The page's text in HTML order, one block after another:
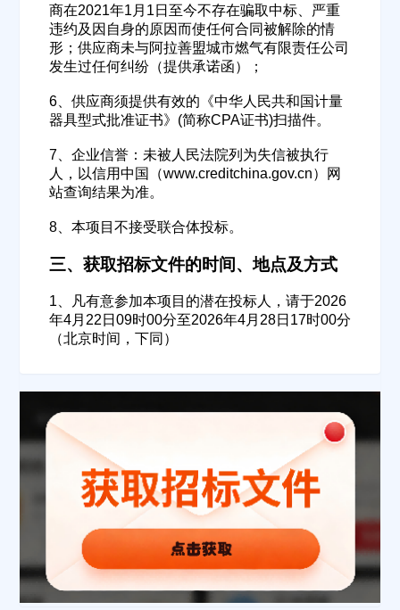
商在2021年1月1日至今不存在骗取中标、严重
违约及因自身的原因而使任何合同被解除的情
形；供应商未与阿拉善盟城市燃气有限责任公司
发生过任何纠纷（提供承诺函）；
6、供应商须提供有效的《中华人民共和国计量
器具型式批准证书》(简称CPA证书)扫描件。
7、企业信誉：未被人民法院列为失信被执行
人，以信用中国（www.creditchina.gov.cn）网
站查询结果为准。
8、本项目不接受联合体投标。
三、获取招标文件的时间、地点及方式
1、凡有意参加本项目的潜在投标人，请于2026
年4月22日09时00分至2026年4月28日17时00分
（北京时间，下同）
公司所在地
经办人
填写联系电话后会有服务中心的工作人员给您致电！